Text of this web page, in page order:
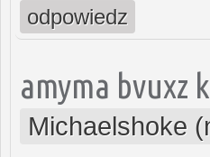
odpowiedz
amyma bvuxz
Michaelshoke